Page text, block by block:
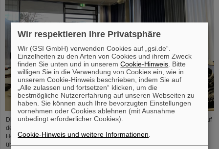
Die HEPTrepreneurs Training School, ein dreitägiger Workshop mit Fokus auf
der Förderung unternehmerischer Fähigkeiten im Bereich der
Hochenergiephysik fand vor Kurzem auf dem GSI/FAIR-Campus statt. Das
übergreifende Thema lautete: „Grundlagen des Unternehmertums – wie die
Wir respektieren Ihre Privatsphäre
Wir (GSI GmbH) verwenden Cookies auf „gsi.de“.
Einzelheiten zu den Arten von Cookies und ihrem Zweck
finden Sie unten und in unseremCookie-Hinweis . Bitte
willigen Sie in die Verwendung von Cookies ein, wie in
unserem Cookie-Hinweis beschrieben, indem Sie auf
„Alle zulassen und fortsetzen“ klicken, um die
bestmögliche Nutzererfahrung auf unseren Webseiten zu
haben. Sie können auch Ihre bevorzugten Einstellungen
vornehmen oder Cookies ablehnen (mit Ausnahme
unbedingt erforderlicher Cookies).
Cookie-Hinweis und weitere Informationen